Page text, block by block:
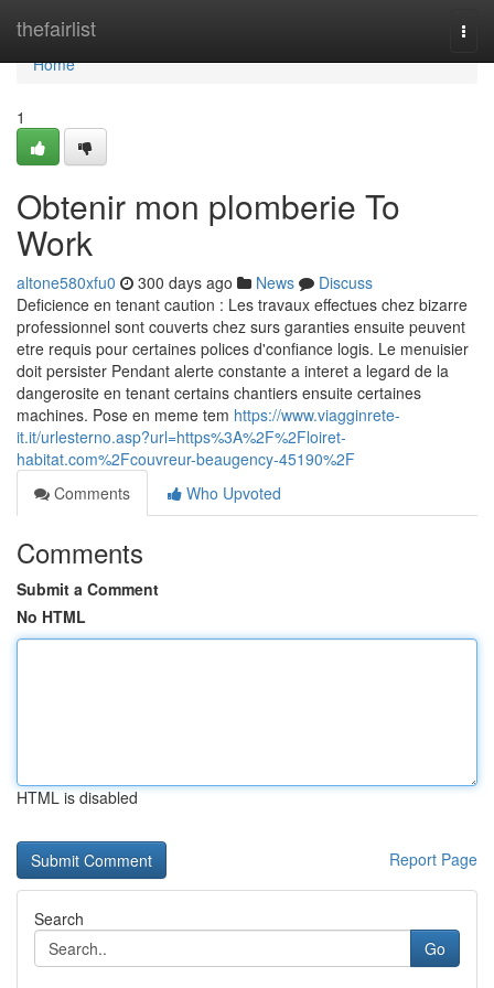
thefairlist
Home
Home
1
Obtenir mon plomberie To
Work
altone580xfu0 300 days ago News
Discuss
Deficience en tenant caution : Les travaux effectues chez bizarre
professionnel sont couverts chez surs garanties ensuite peuvent
etre requis pour certaines polices d'confiance logis. Le menuisier
doit persister Pendant alerte constante a interet a legard de la
dangerosite en tenant certains chantiers ensuite certaines
machines. Pose en meme tem https://www.viagginrete-
it.it/urlesterno.asp?url=https%3A%2F%2Floiret-
habitat.com%2Fcouvreur-beaugency-45190%2F
Comments
Who Upvoted
Comments
Submit a Comment
No HTML
HTML is disabled
Report Page
Search
Go